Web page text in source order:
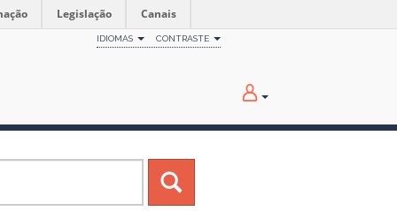
Legislação Canais
IDIOMAS CONTRASTE